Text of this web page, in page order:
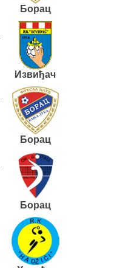
Борац
Извиђач
Борац
Борац